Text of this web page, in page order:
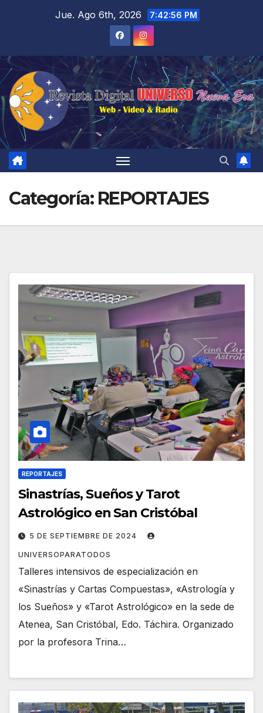
Jue. Ago 6th, 2026 7:42:58 PM
Categoría: REPORTAJES
REPORTAJES
Sinastrías, Sueños y Tarot
Astrológico en San Cristóbal
5 DE SEPTIEMBRE DE 2024
UNIVERSOPARATODOS
Talleres intensivos de especialización en
«Sinastrías y Cartas Compuestas», «Astrología y
los Sueños» y «Tarot Astrológico» en la sede de
Atenea, San Cristóbal, Edo. Táchira. Organizado
por la profesora Trina…